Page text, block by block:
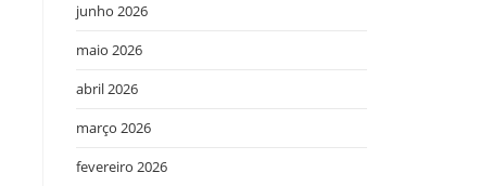
junho 2026
maio 2026
abril 2026
março 2026
fevereiro 2026